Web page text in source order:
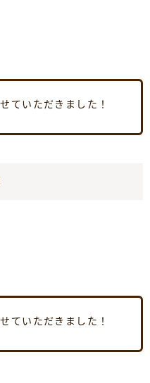
ていただきました！
ていただきました！